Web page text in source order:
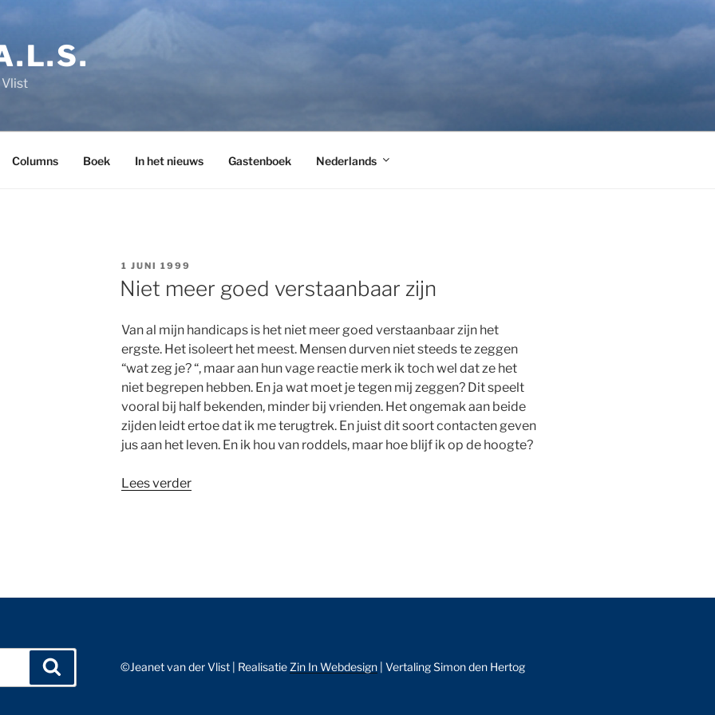
Vlist
Columns Boek In het nieuws Gastenboek Nederlands
GEPLAATST
OP
1 JUNI 1999
Niet meer goed verstaanbaar zijn
Van al mijn handicaps is het niet meer goed verstaanbaar zijn het
ergste. Het isoleert het meest. Mensen durven niet steeds te zeggen
“wat zeg je? “, maar aan hun vage reactie merk ik toch wel dat ze het
niet begrepen hebben. En ja wat moet je tegen mij zeggen? Dit speelt
vooral bij half bekenden, minder bij vrienden. Het ongemak aan beide
zijden leidt ertoe dat ik me terugtrek. En juist dit soort contacten geven
jus aan het leven. En ik hou van roddels, maar hoe blijf ik op de hoogte?
Lees verder“Niet
©Jeanet van der Vlist | Realisatie Zin In Webdesign| Vertaling Simon den Hertog